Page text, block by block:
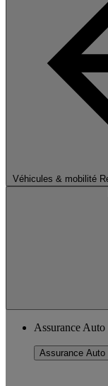
Véhicules & mobilité
Assurance Auto
Assurance Auto